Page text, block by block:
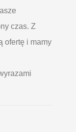
czas. Z
ofertę i mamy